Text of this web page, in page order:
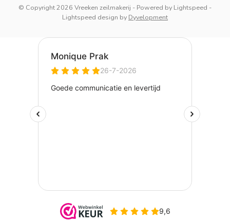
© Copyright 2026 Vreeken zeilmakerij - Powered by Lightspeed -
Lightspeed design by Dyvelopment